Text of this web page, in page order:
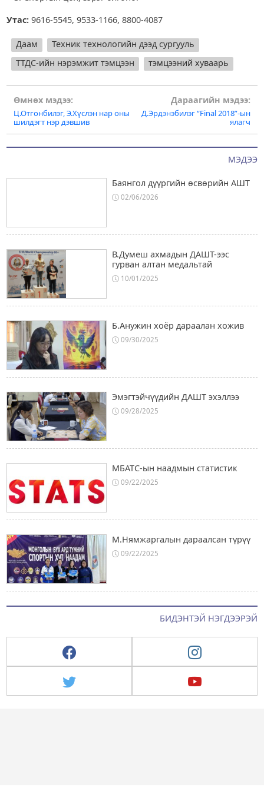
МЭДЭЭ
Баянгол дүүргийн өсвөрийн АШТ
02/06/2026
В.Думеш ахмадын ДАШТ-ээс
гурван алтан медальтай
10/01/2025
Б.Анужин хоёр дараалан хожив
09/30/2025
Эмэгтэйчүүдийн ДАШТ эхэллээ
09/28/2025
МБАТС-ын наадмын статистик
09/22/2025
М.Нямжаргалын дараалсан түрүү
09/22/2025
БИДЭНТЭЙ НЭГДЭЭРЭЙ
Утас:9616-5545, 9533-1166, 8800-4087
Даам
Техник технологийн дээд сургууль
ТТДС-ийн нэрэмжит тэмцээн
тэмцээний хуваарь
Post
navigation
Өмнөх мэдээ:
Ц.Отгонбилэг, Э.Хүслэн нар оны
шилдэгт нэр дэвшив
Дараагийн мэдээ:
Д.Эрдэнэбилэг “Final 2018”-ын
ялагч